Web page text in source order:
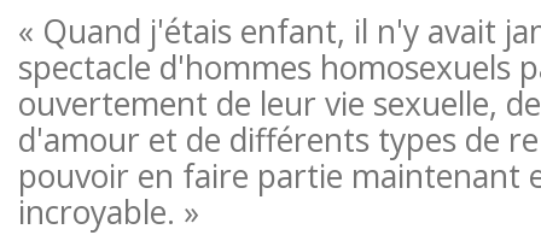
« Quand j'étais enfant, il n'y avait
spectacle d'hommes homosexuels
ouvertement de leur vie sexuelle,
d'amour et de différents types de
pouvoir en faire partie maintenant
incroyable. »